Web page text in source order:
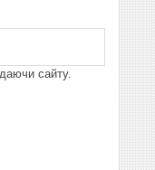
сайту.